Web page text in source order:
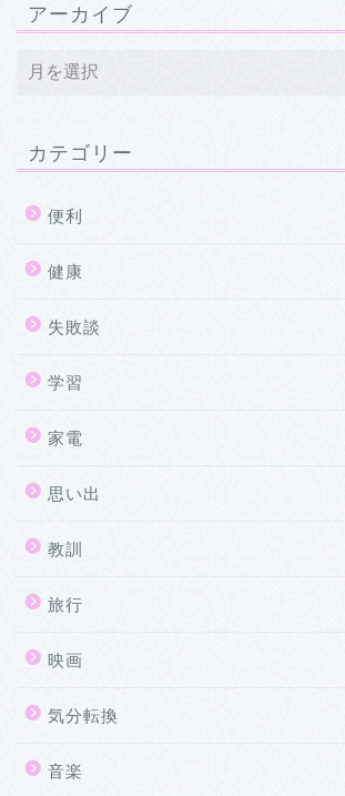
アーカイブ
カテゴリー
便利
健康
失敗談
学習
家電
思い出
教訓
旅行
映画
気分転換
音楽